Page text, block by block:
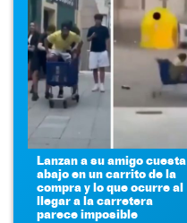
Lanzan a su amigo cuesta
abajo en un carrito de la
compra y lo que ocurre al
llegar a la carretera
parece imposible